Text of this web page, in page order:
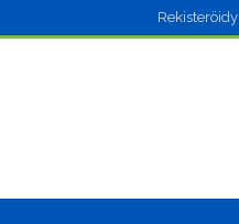
Rekisteröidy